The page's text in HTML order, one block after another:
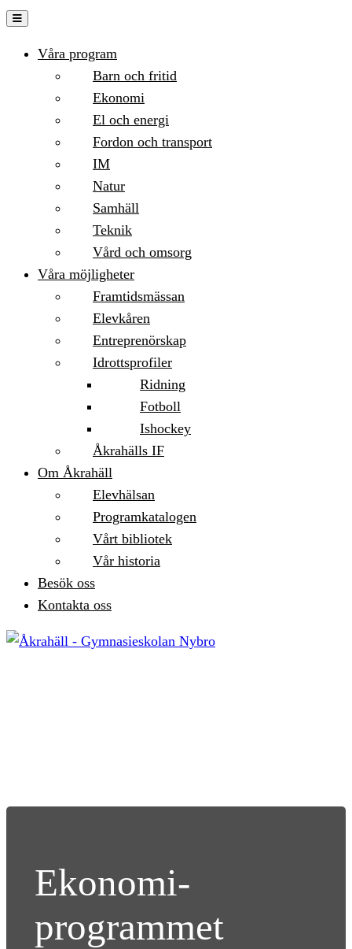
Hoppa
innehållVåra program
Barn och fritid
Ekonomi
El och energi
Fordon och transport
IM
Natur
Samhäll
Teknik
Vård och omsorg
Våra möjligheter
Framtidsmässan
Elevkåren
Entreprenörskap
Idrottsprofiler
Ridning
Fotboll
Ishockey
Åkrahälls IF
Om Åkrahäll
Elevhälsan
Programkatalogen
Vårt bibliotek
Vår historia
Besök oss
Kontakta oss
Ekonomi­
programmet